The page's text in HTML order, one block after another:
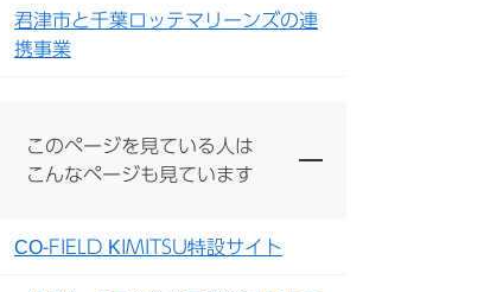
君津市と千葉ロッテマリーンズの連
携事業
このページを見ている人は
こんなページも見ています
CO-FIELD KIMITSU特設サイト